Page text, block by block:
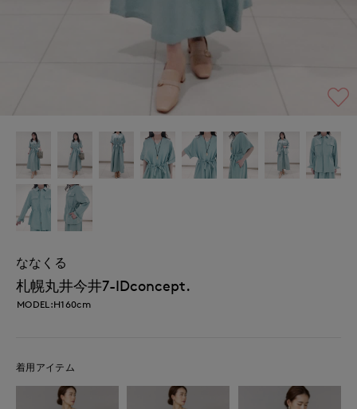
ななくる
札幌丸井今井7-IDconcept.
MODEL:H160cm
着用アイテム